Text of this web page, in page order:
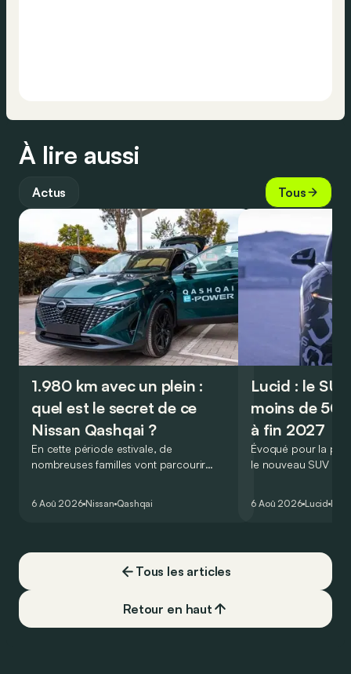
À lire aussi
Actus Tous
1.980 km avec un plein :
quel est le secret de ce
Nissan Qashqai ?
En cette période estivale, de
nombreuses familles vont parcourir
Qashqai e-Power, il serait possible de
6 Aoû 2026 Nissan Qashqai
Lucid : le
moins de
à fin 2027
Évoqué pour la
le nouveau SUV
l’année 2026.
6 Aoû 2026 Lucid
Tous les articles
Retour en haut